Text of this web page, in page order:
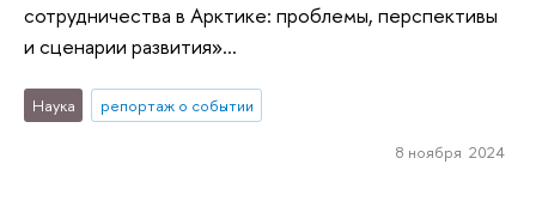
сотрудничества в Арктике: проблемы, перспективы
и сценарии развития»...
Наука репортаж о событии
8 ноября 2024